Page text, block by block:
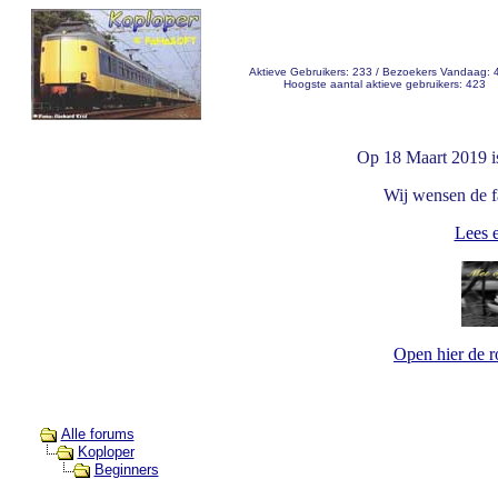
Aktieve Gebruikers: 233 / Bezoekers Vandaag:
Hoogste aantal aktieve gebruikers: 423
Op 18 Maart 2019
Wij wensen de
Lees
Open hier de
Alle forums
Koploper
Beginners